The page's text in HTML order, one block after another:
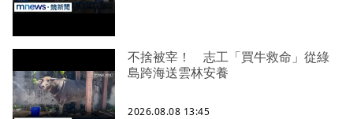
不捨被宰！ 志工「買牛救命」從綠
島跨海送雲林安養
2026.08.08 13:45